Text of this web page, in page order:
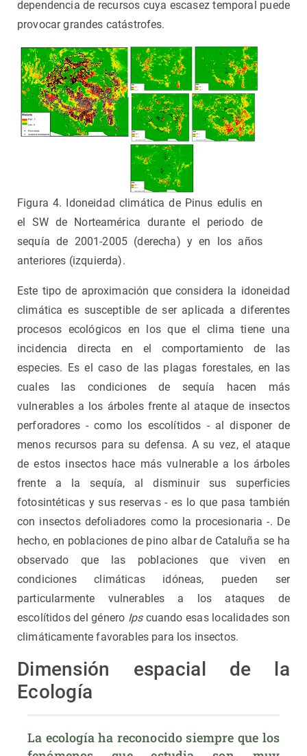
dependencia de recursos cuya escasez temporal puede
provocar grandes catástrofes.
Figura 4. Idoneidad climática de Pinus edulis en
el SW de Norteamérica durante el periodo de
sequía de 2001-2005 (derecha) y en los años
anteriores (izquierda).
Este tipo de aproximación que considera la idoneidad
climática es susceptible de ser aplicada a diferentes
procesos ecológicos en los que el clima tiene una
incidencia directa en el comportamiento de las
especies. Es el caso de las plagas forestales, en las
cuales las condiciones de sequía hacen más
vulnerables a los árboles frente al ataque de insectos
perforadores - como los escolítidos - al disponer de
menos recursos para su defensa. A su vez, el ataque
de estos insectos hace más vulnerable a los árboles
frente a la sequía, al disminuir sus superficies
fotosintéticas y sus reservas - es lo que pasa también
con insectos defoliadores como la procesionaria -. De
hecho, en poblaciones de pino albar de Cataluña se ha
observado que las poblaciones que viven en
condiciones climáticas idóneas, pueden ser
particularmente vulnerables a los ataques de
escolítidos del género Ipscuando esas localidades son
climáticamente favorables para los insectos.
Dimensión espacial de la
Ecología
La ecología ha reconocido siempre que los